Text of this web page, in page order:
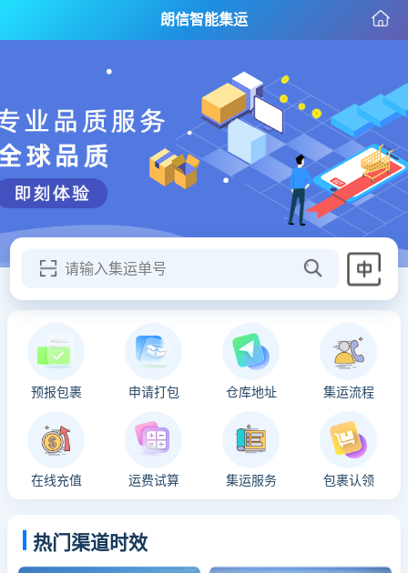
朗信智能集运
请输入集运单号
预报包裹 申请打包 仓库地址 集运流程
在线充值 运费试算 集运服务 包裹认领
热门渠道时效